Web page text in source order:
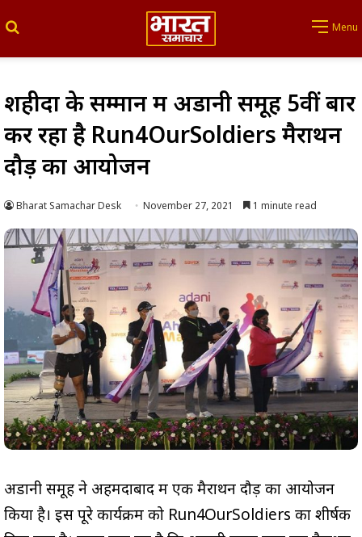
Menu
शहीदों के सम्मान में अडानी समूह 5वीं बार
कर रहा है Run4OurSoldiers मैराथन
दौड़ का आयोजन
Bharat Samachar Desk November 27, 2021 1 minute read
अडानी समूह ने अहमदाबाद में एक मैराथन दौड़ का आयोजन
किया है। इस पूरे कार्यक्रम को Run4OurSoldiers का शीर्षक